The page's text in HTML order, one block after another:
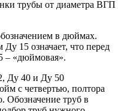
трубы от диаметра ВГП
в дюймах.
15 означает, что перед
– «дюймовая».
Ду 40 и Ду 50
с четвертью, полтора
Обозначение труб в